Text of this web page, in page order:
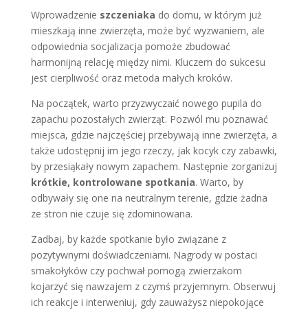
Wprowadzenie szczeniaka do domu, w którym już
mieszkają inne zwierzęta, może być wyzwaniem, ale
odpowiednia socjalizacja pomoże zbudować
harmonijną relację między nimi. Kluczem do sukcesu
jest cierpliwość oraz metoda małych kroków.
Na początek, warto przyzwyczaić nowego pupila do
zapachu pozostałych zwierząt. Pozwól mu poznawać
miejsca, gdzie najczęściej przebywają inne zwierzęta, a
także udostępnij im jego rzeczy, jak kocyk czy zabawki,
by przesiąkały nowym zapachem. Następnie zorganizuj
krótkie, kontrolowane spotkania. Warto, by
odbywały się one na neutralnym terenie, gdzie żadna
ze stron nie czuje się zdominowana.
Zadbaj, by każde spotkanie było związane z
pozytywnymi doświadczeniami. Nagrody w postaci
smakołyków czy pochwał pomogą zwierzakom
kojarzyć się nawzajem z czymś przyjemnym. Obserwuj
ich reakcje i interweniuj, gdy zauważysz niepokojące